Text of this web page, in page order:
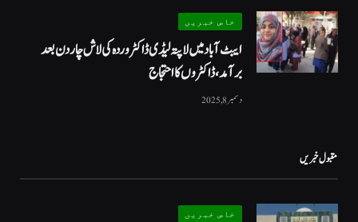
خاص خبریں
ایبٹ آباد میں لاپتہ لیڈی ڈاکٹر وردہ کی لاش چار دن بعد
برآمد، ڈاکٹروں کا احتجاج
دسمبر 8, 2025
مقبول خبریں
خاص خبریں